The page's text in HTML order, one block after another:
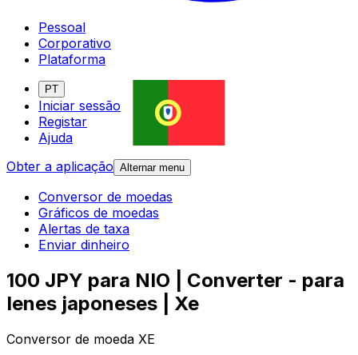
Pessoal
Corporativo
Plataforma
PT
Iniciar sessão
Registar
Ajuda
Obter a aplicação Alternar menu
Conversor de moedas
Gráficos de moedas
Alertas de taxa
Enviar dinheiro
100 JPY para NIO | Converter - para
Ienes japoneses | Xe
Conversor de moeda XE